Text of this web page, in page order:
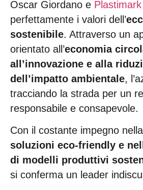
Oscar Giordano e Plastimark
perfettamente i valori dell’
sostenibile. Attraverso un
orientato all’economia
all’innovazione e alla
dell’impatto ambientale,
tracciando la strada per un
responsabile e consapevole.
Con il costante impegno nella
soluzioni eco-friendly e
di modelli produttivi
si conferma un leader